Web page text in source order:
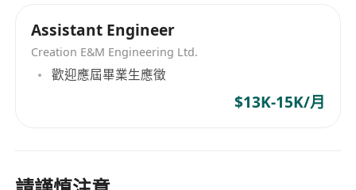
Assistant Engineer
Creation E&M Engineering Ltd.
歡迎應屆畢業生應徵
$13K-15K/月